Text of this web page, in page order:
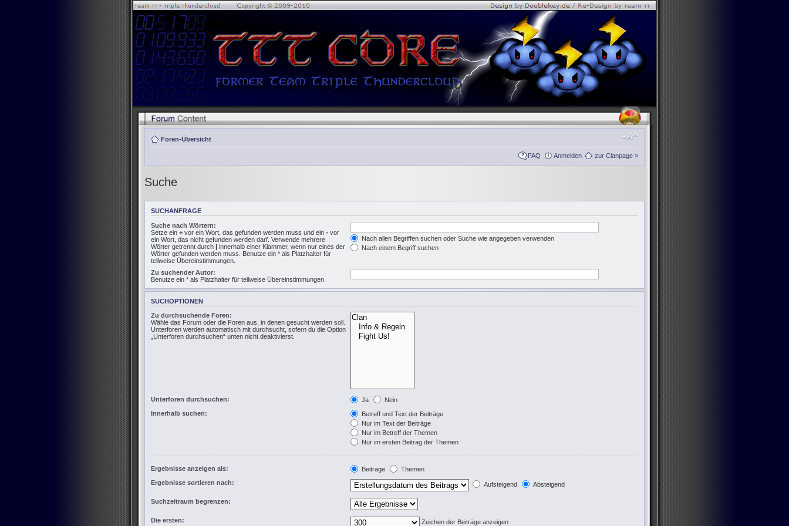
Foren-Übersicht
FAQ Anmelden zur Clanpage »
Suche
SUCHANFRAGE
Suche nach Wörtern:
Setze ein + vor ein Wort, das gefunden werden muss und ein - vor
ein Wort, das nicht gefunden werden darf. Verwende mehrere
Wörter getrennt durch | innerhalb einer Klammer, wenn nur eines der
Wörter gefunden werden muss. Benutze ein * als Platzhalter für
teilweise Übereinstimmungen.
Nach allen Begriffen suchen oder Suche wie angegeben verwenden
Nach einem Begriff suchen
Zu suchender Autor:
Benutze ein * als Platzhalter für teilweise Übereinstimmungen.
SUCHOPTIONEN
Zu durchsuchende Foren:
Wähle das Forum oder die Foren aus, in denen gesucht werden soll.
Unterforen werden automatisch mit durchsucht, sofern du die Option
„Unterforen durchsuchen“ unten nicht deaktivierst.
Unterforen durchsuchen: Ja
Nein
Innerhalb suchen:
Betreff und Text der Beiträge
Nur im Text der Beiträge
Nur im Betreff der Themen
Nur im ersten Beitrag der Themen
Ergebnisse anzeigen als: Beiträge
Themen
Ergebnisse sortieren nach:
Aufsteigend Absteigend
Suchzeitraum begrenzen:
Die ersten: Zeichen der Beiträge anzeigen